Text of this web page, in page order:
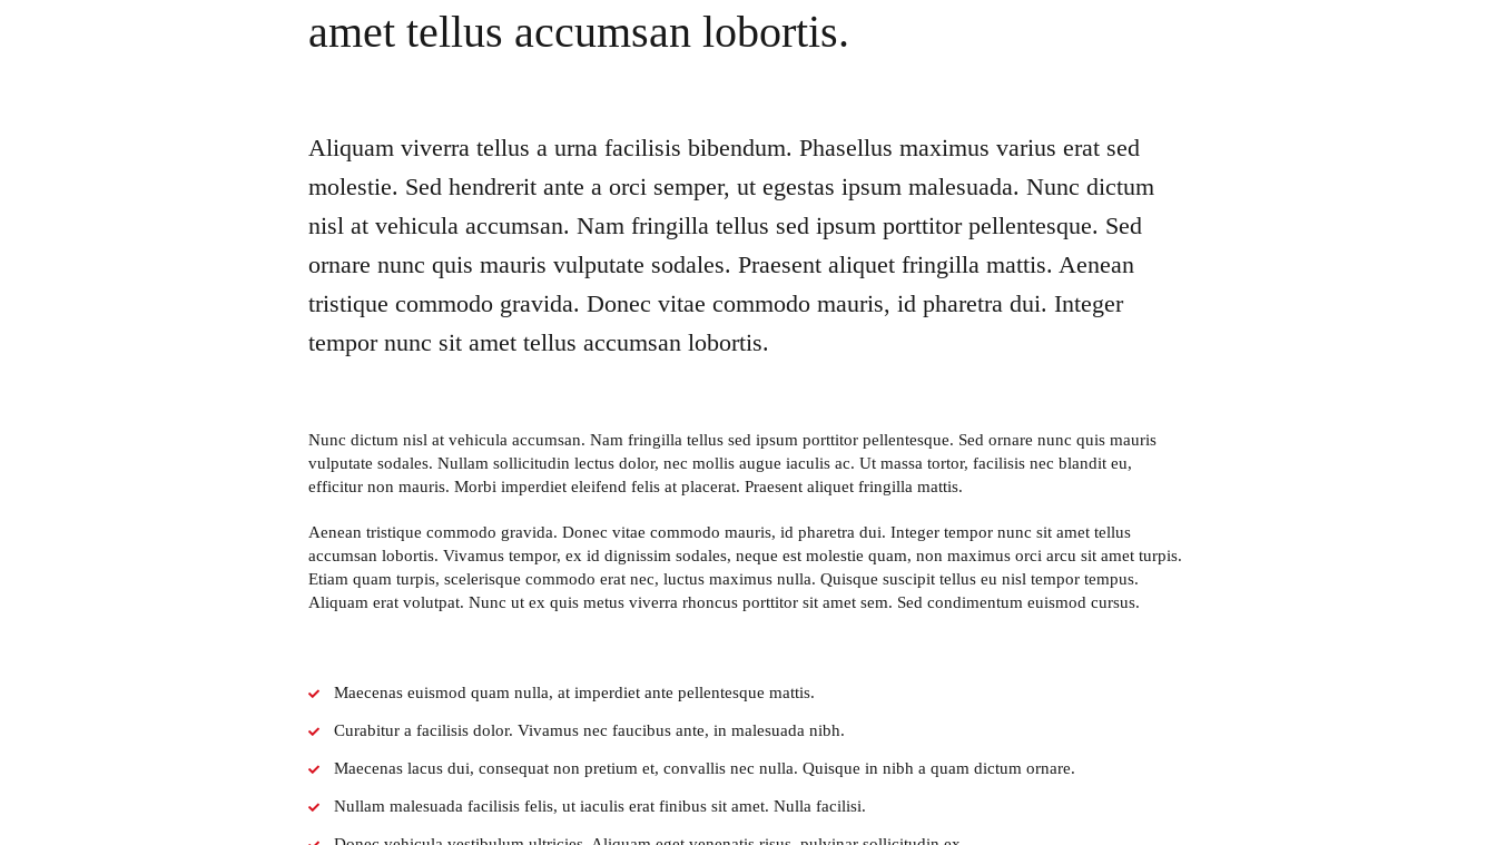
amet tellus accumsan lobortis.
Aliquam viverra tellus a urna facilisis bibendum. Phasellus maximus varius erat sed
molestie. Sed hendrerit ante a orci semper, ut egestas ipsum malesuada. Nunc dictum
nisl at vehicula accumsan. Nam fringilla tellus sed ipsum porttitor pellentesque. Sed
ornare nunc quis mauris vulputate sodales. Praesent aliquet fringilla mattis. Aenean
tristique commodo gravida. Donec vitae commodo mauris, id pharetra dui. Integer
tempor nunc sit amet tellus accumsan lobortis.
Nunc dictum nisl at vehicula accumsan. Nam fringilla tellus sed ipsum porttitor pellentesque. Sed ornare nunc quis mauris
vulputate sodales. Nullam sollicitudin lectus dolor, nec mollis augue iaculis ac. Ut massa tortor, facilisis nec blandit eu,
efficitur non mauris. Morbi imperdiet eleifend felis at placerat. Praesent aliquet fringilla mattis.
Aenean tristique commodo gravida. Donec vitae commodo mauris, id pharetra dui. Integer tempor nunc sit amet tellus
accumsan lobortis. Vivamus tempor, ex id dignissim sodales, neque est molestie quam, non maximus orci arcu sit amet turpis.
Etiam quam turpis, scelerisque commodo erat nec, luctus maximus nulla. Quisque suscipit tellus eu nisl tempor tempus.
Aliquam erat volutpat. Nunc ut ex quis metus viverra rhoncus porttitor sit amet sem. Sed condimentum euismod cursus.
Maecenas euismod quam nulla, at imperdiet ante pellentesque mattis.
Curabitur a facilisis dolor. Vivamus nec faucibus ante, in malesuada nibh.
Maecenas lacus dui, consequat non pretium et, convallis nec nulla. Quisque in nibh a quam dictum ornare.
Nullam malesuada facilisis felis, ut iaculis erat finibus sit amet. Nulla facilisi.